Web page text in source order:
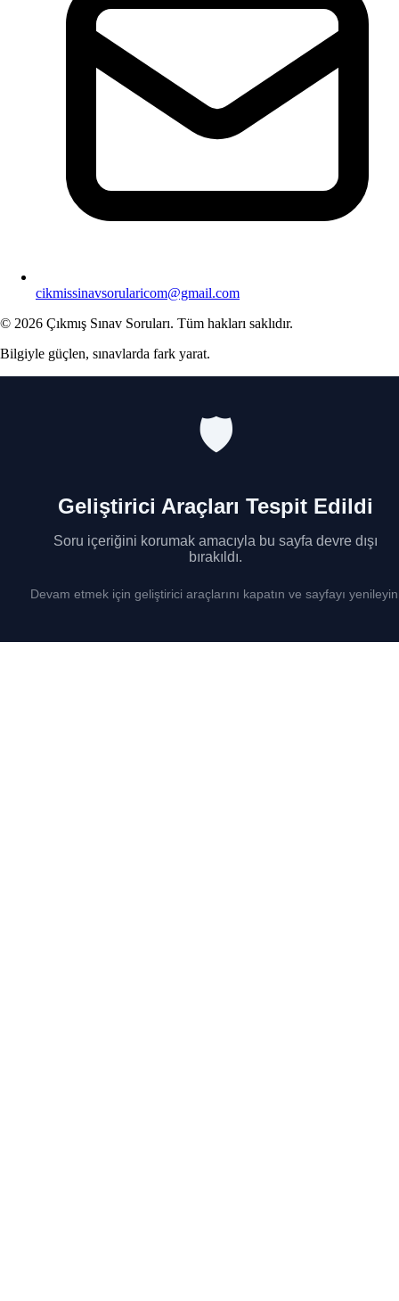
cikmissinavsorularicom@gmail.com
© 2026 Çıkmış Sınav Soruları. Tüm hakları saklıdır.
Bilgiyle güçlen, sınavlarda fark yarat.
🛡️
Geliştirici Araçları Tespit Edildi
Soru içeriğini korumak amacıyla bu sayfa devre dışı
bırakıldı.
Devam etmek için geliştirici araçlarını kapatın ve sayfayı